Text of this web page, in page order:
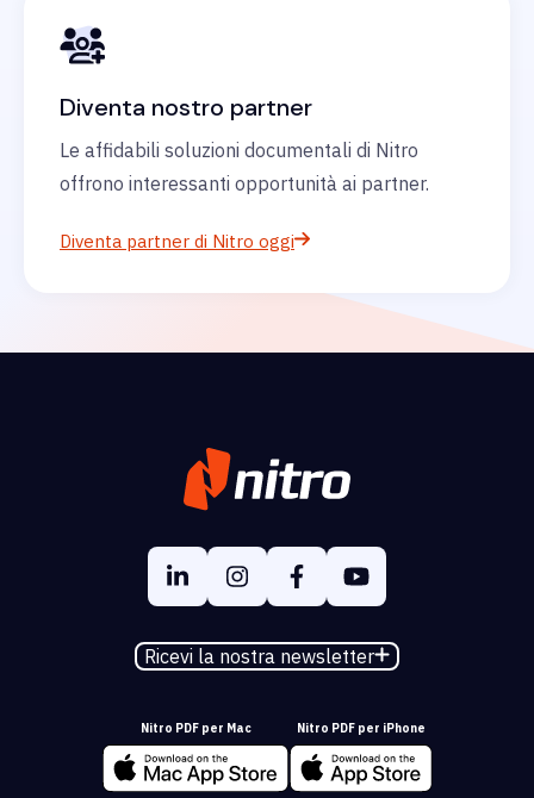
Diventa nostro partner
Le affidabili soluzioni documentali di Nitro
offrono interessanti opportunità ai partner.
Diventa partner di Nitro oggi
Ricevi la nostra newsletter
Nitro PDF per Mac Nitro PDF per iPhone